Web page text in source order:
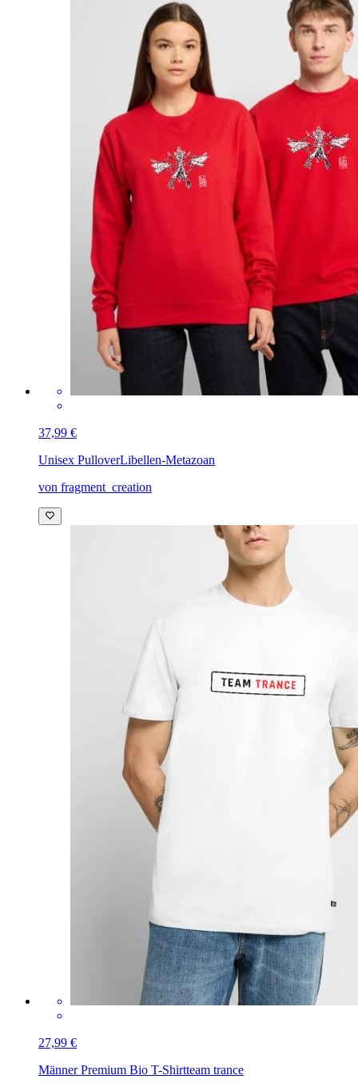
37,99 €
Unisex PulloverLibellen-Metazoan
von fragment_creation
27,99 €
Männer Premium Bio T-Shirtteam trance